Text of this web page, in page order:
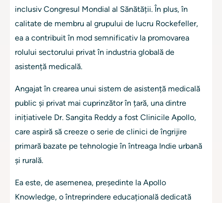
inclusiv Congresul Mondial al Sănătății. În plus, în
calitate de membru al grupului de lucru Rockefeller,
ea a contribuit în mod semnificativ la promovarea
rolului sectorului privat în industria globală de
asistență medicală.
Angajat în crearea unui sistem de asistență medicală
public și privat mai cuprinzător în țară, una dintre
inițiativele Dr. Sangita Reddy a fost Clinicile Apollo,
care aspiră să creeze o serie de clinici de îngrijire
primară bazate pe tehnologie în întreaga Indie urbană
și rurală.
Ea este, de asemenea, președinte la Apollo
Knowledge, o întreprindere educațională dedicată